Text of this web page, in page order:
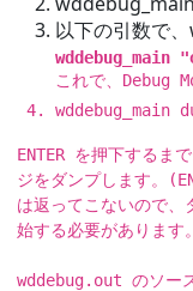
以下の引数で
これで、Debug
wddebug_main
ENTER を押下するま
ジをダンプします。
は返ってこないので、
始する必要があります。
wddebug.out のソー